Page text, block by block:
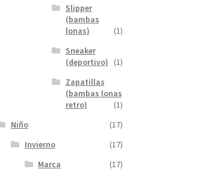
Slipper
(bambas
lonas)
(1)
Sneaker
(deportivo)
(1)
Zapatillas
(bambas lonas
retro)
(1)
Niño
(17)
Invierno
(17)
Marca
(17)